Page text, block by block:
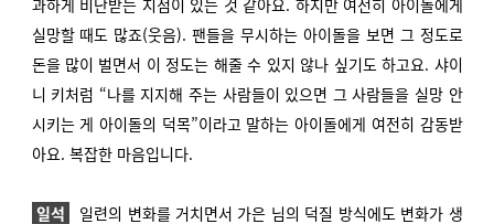
과하게 비난받는 지점이 있는 것 같아요. 하지만 여전히 아이돌에게
실망할 때도 많죠(웃음). 팬들을 무시하는 아이돌을 보면 그 정도로
돈을 많이 벌면서 이 정도는 해줄 수 있지 않나 싶기도 하고요. 샤이
니 키처럼 “나를 지지해 주는 사람들이 있으면 그 사람들을 실망 안
시키는 게 아이돌의 덕목”이라고 말하는 아이돌에게 여전히 감동받
아요. 복잡한 마음입니다.
일석
일련의 변화를 거치면서 가은 님의 덕질 방식에도 변화가 생